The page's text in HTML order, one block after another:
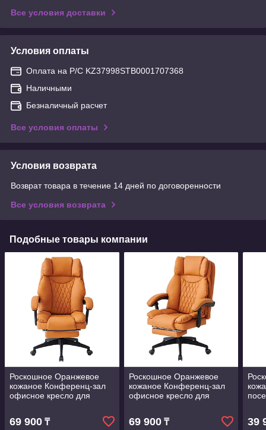
Все условия доставки
Условия оплаты
Оплата на Р/С KZ37998STB0001707368
Наличными
Безналичный расчет
Все условия оплаты
Условия возврата
Возврат товара в течение 14 дней по договоренности
Все условия возврата
Подобные товары компании
Роскошное Оранжевое
кожаное Конференц-зал
офисное кресло для
69 900 ₸
Роскошное Оранжевое
кожаное Конференц-зал
офисное кресло для
69 900₸
для
39